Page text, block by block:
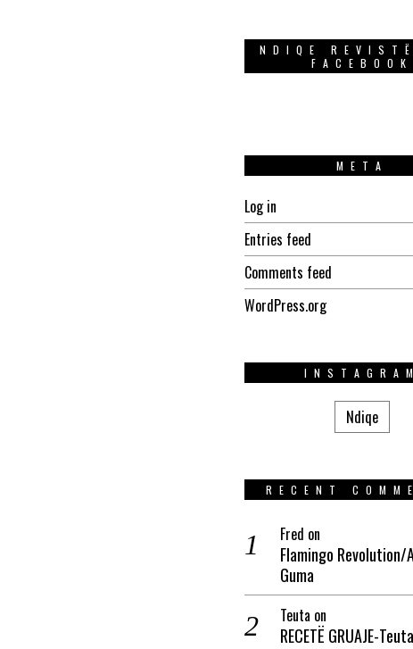
NDIQE
FACEBOOK
META
Log in
Entries feed
Comments feed
WordPress.org
INSTAGRAM
Ndiqe
RECENT
Fred on
Flamingo Revolution/
Guma
Teuta on
RECETË GRUAJE-